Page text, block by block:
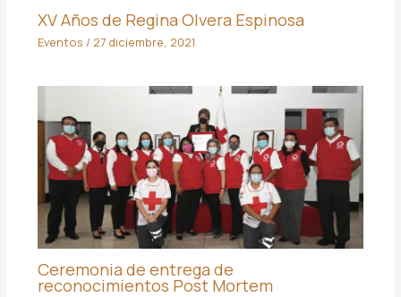
XV Años de Regina Olvera Espinosa
Eventos / 27 diciembre, 2021
Ceremonia de entrega de
reconocimientos Post Mortem